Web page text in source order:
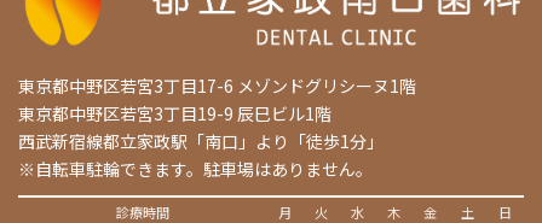
東京都中野区若宮3丁目17-6 メゾンドグリシーヌ1階
東京都中野区若宮3丁目19-9 辰巳ビル1階
西武新宿線都立家政駅「南口」より「徒歩1分」
※自転車駐輪できます。駐車場はありません。
診療時間 月 火 水 木 金 土
日